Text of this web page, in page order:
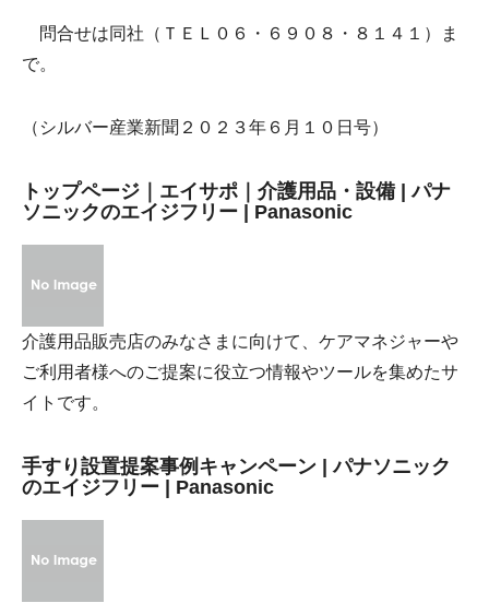
問合せは同社（ＴＥＬ０６・６９０８・８１４１）ま
で。
（シルバー産業新聞２０２３年６月１０日号）
トップページ｜エイサポ｜介護用品・設備 | パナ
ソニックのエイジフリー | Panasonic
介護用品販売店のみなさまに向けて、ケアマネジャーや
ご利用者様へのご提案に役立つ情報やツールを集めたサ
イトです。
手すり設置提案事例キャンペーン | パナソニック
のエイジフリー | Panasonic